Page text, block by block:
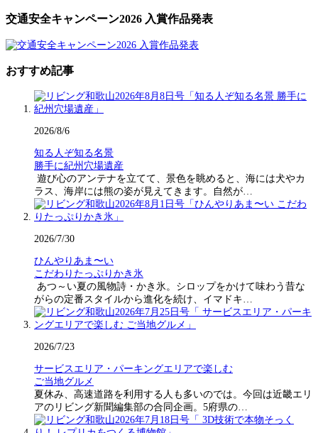
交通安全キャンペーン2026 入賞作品発表
おすすめ記事
2026/8/6
知る人ぞ知る名景
勝手に紀州穴場遺産
遊び心のアンテナを立てて、景色を眺めると、海には犬やカ
ラス、海岸には熊の姿が見えてきます。自然が…
2026/7/30
ひんやりあま〜い
こだわりたっぷりかき氷
あつ～い夏の風物詩・かき氷。シロップをかけて味わう昔な
がらの定番スタイルから進化を続け、イマドキ…
2026/7/23
サービスエリア・パーキングエリアで楽しむ
ご当地グルメ
夏休み、高速道路を利用する人も多いのでは。今回は近畿エリ
アのリビング新聞編集部の合同企画。5府県の…